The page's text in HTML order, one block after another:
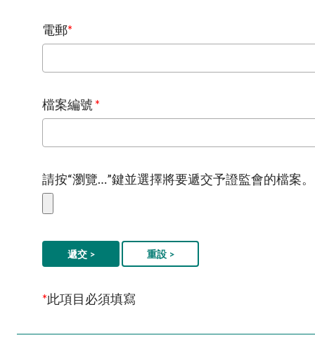
電郵*
檔案編號 *
請按“瀏覽…”鍵並選擇將要遞交予證監會的檔案。
遞交 > 重設 >
*此項目必須填寫